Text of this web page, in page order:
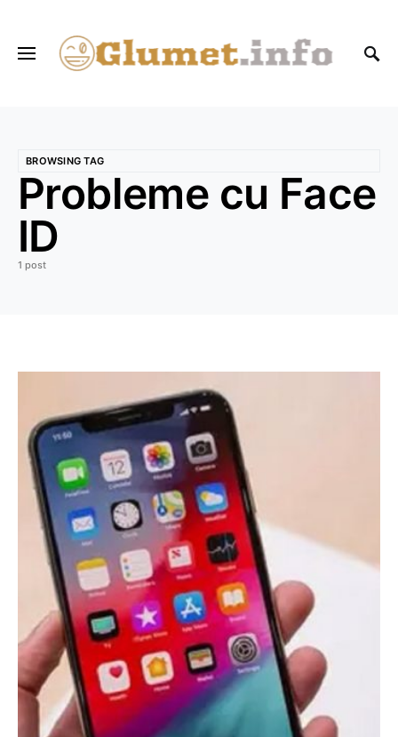
BROWSING TAG
Probleme cu Face
ID
1 post